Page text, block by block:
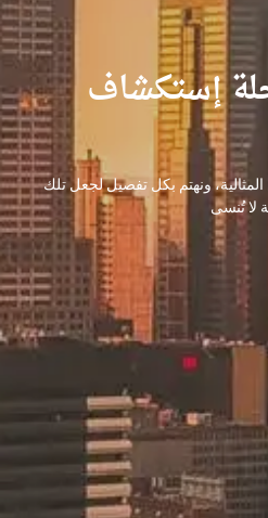
إستكشاف
المثالية، ونهتم بكل تفصيل لجعل تلك
لا تُنسى